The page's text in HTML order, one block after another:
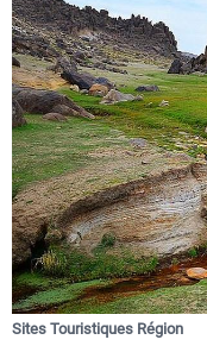
Sites Touristiques Région